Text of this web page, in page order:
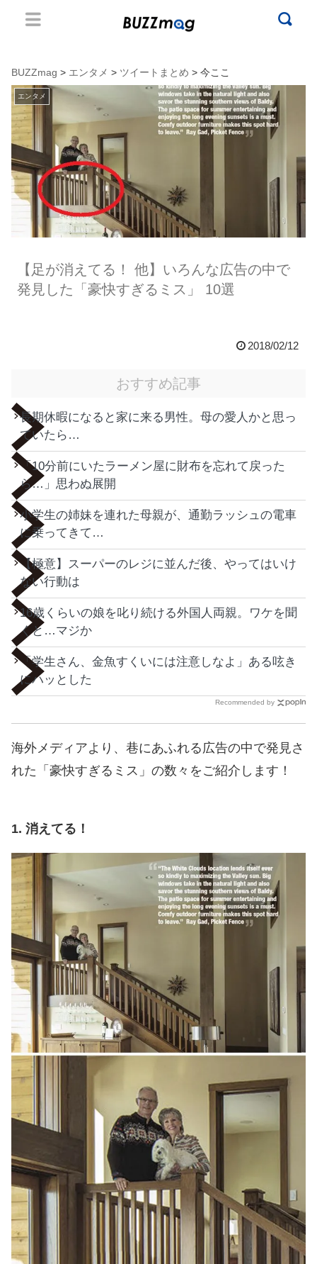
BUZZmag > エンタメ > ツイートまとめ > 今ここ
エンタメ
【足が消えてる！ 他】いろんな広告の中で
発見した「豪快すぎるミス」 10選
2018/02/12
おすすめ記事
長期休暇になると家に来る男性。母の愛人かと思っ
ていたら…
「10分前にいたラーメン屋に財布を忘れて戻った
ら…」思わぬ展開
小学生の姉妹を連れた母親が、通勤ラッシュの電車
に乗ってきて…
【極意】スーパーのレジに並んだ後、やってはいけ
ない行動は
16歳くらいの娘を叱り続ける外国人両親。ワケを聞
くと…マジか
「学生さん、金魚すくいには注意しなよ」ある呟き
にハッとした
Recommended by
海外メディアより、巷にあふれる広告の中で発見さ
れた「豪快すぎるミス」の数々をご紹介します！
1. 消えてる！